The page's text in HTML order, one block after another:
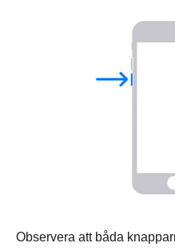
Observera att båda